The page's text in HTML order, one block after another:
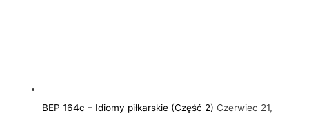
BEP 164c – Idiomy piłkarskie (Część 2) Czerwiec 21,